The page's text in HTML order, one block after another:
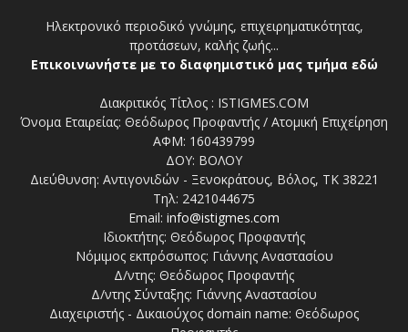
Ηλεκτρονικό περιοδικό γνώμης, επιχειρηματικότητας,
προτάσεων, καλής ζωής...
Επικοινωνήστε με το διαφημιστικό μας τμήμα εδώ
Διακριτικός Τίτλος : ISTIGMES.COM
Όνομα Εταιρείας: Θεόδωρος Προφαντής / Ατομική Επιχείρηση
ΑΦΜ: 160439799
ΔΟΥ: ΒΟΛΟΥ
Διεύθυνση: Αντιγονιδών - Ξενοκράτους, Βόλος, ΤΚ 38221
Τηλ: 2421044675
Email: info@istigmes.com
Ιδιοκτήτης: Θεόδωρος Προφαντής
Νόμιμος εκπρόσωπος: Γιάννης Αναστασίου
Δ/ντης: Θεόδωρος Προφαντής
Δ/ντης Σύνταξης: Γιάννης Αναστασίου
Διαχειριστής - Δικαιούχος domain name: Θεόδωρος